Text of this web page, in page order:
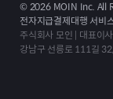
© 2026MOIN Inc. All
전자지급결제대행 서비
주식회사 모인 | 대표이
강남구 선릉로 111길